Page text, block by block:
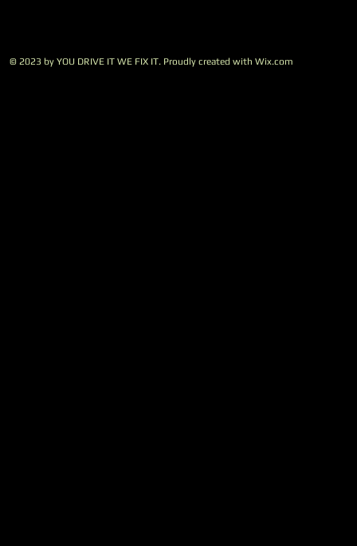
© 2023 by YOU DRIVE IT WE FIX IT.​ Proudly created with Wix.com